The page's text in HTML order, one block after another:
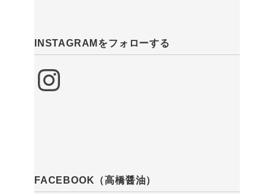
INSTAGRAMをフォローする
Instagram
FACEBOOK（高橋醤油）